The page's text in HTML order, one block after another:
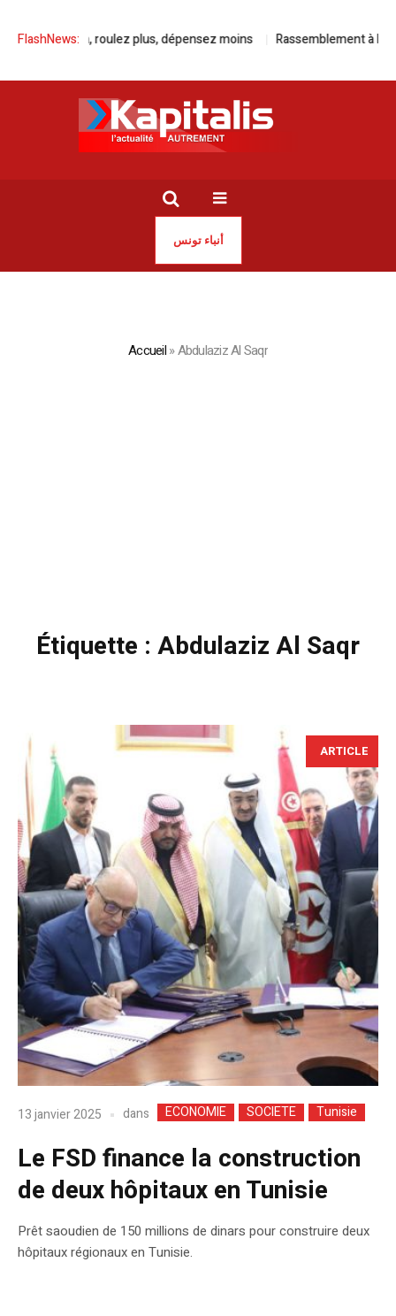
FlashNews:
Avec Kia, roulez plus, dépensez moins Rassemblement à
أنباء تونس
Accueil»Abdulaziz Al Saqr
Étiquette : Abdulaziz Al Saqr
ARTICLE
13 janvier 2025 dans ECONOMIE SOCIETE Tunisie
Le FSD finance la construction
de deux hôpitaux en Tunisie
Prêt saoudien de 150 millions de dinars pour construire deux
hôpitaux régionaux en Tunisie.